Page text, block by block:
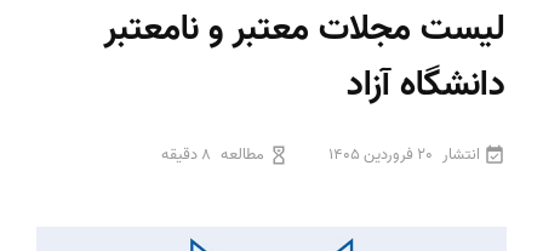
لیست مجلات معتبر و نامعتبر
دانشگاه آزاد
انتشار 20 فروردین 1405 مطالعه 8 دقیقه